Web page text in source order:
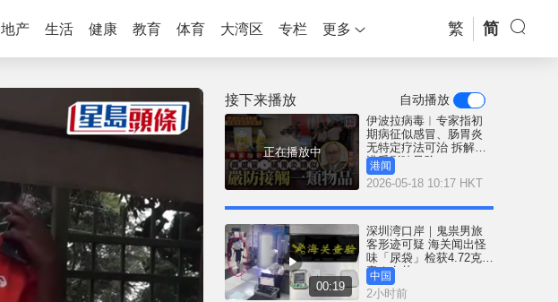
地产 生活 健康 教育 体育 大湾区 专栏 更多 繁 简
接下来播放 自动播放
正在播放中
伊波拉病毒︱专家指初
期病征似感冒、肠胃炎
无特定疗法可治 拆解香
港受影响风险
港闻
2026-05-18 10:17 HKT
00:19
深圳湾口岸｜鬼祟男旅
客形迹可疑 海关闻出怪
味「尿袋」检获4.72克冰
毒｜有片
中国
2小时前